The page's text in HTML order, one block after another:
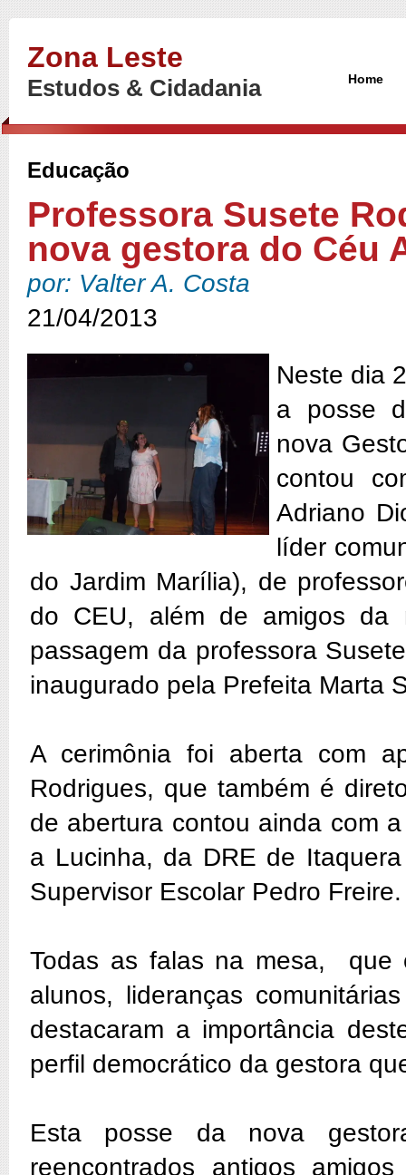
Zona Leste
Estudos & Cidadania Home
Educação
Professora Susete
nova gestora do Céu
por: Valter A. Costa
21/04/2013
Neste dia
a posse
nova
contou
Adriano
líder
do Jardim Marília), de
do CEU, além de amigos da
passagem da professora
inaugurado pela Prefeita Marta
A cerimônia foi aberta com
Rodrigues, que também é
de abertura contou ainda com
a Lucinha, da DRE de
Supervisor Escolar Pedro Freire.
Todas as falas na mesa, que
alunos, lideranças
destacaram a importância
perfil democrático da gestora
Esta posse da nova
reencontrados antigos